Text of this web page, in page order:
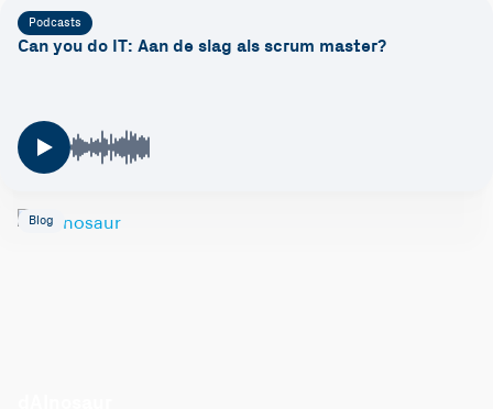
Podcasts
Can you do IT: Aan de slag als scrum master?
Blog